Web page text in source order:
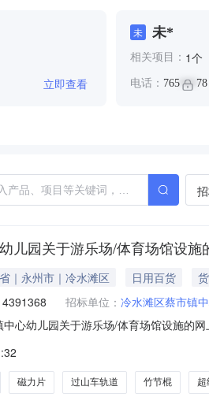
立即查看
未 未*
相关项目： 1个
电话： 765*** 78
儿园关于游乐场/体育场馆设
｜永州市｜冷水滩区 日用百货
招标单位： 冷水滩区蔡市镇
心幼儿园关于游乐场/体育场馆设施的
在行政区划名称:湖南省永州市冷水滩
磁力片 过山车轨道 竹节棍 超